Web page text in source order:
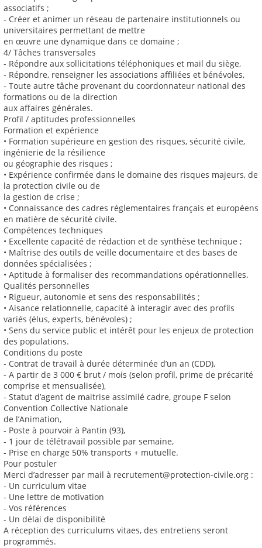
associatifs ;
- Créer et animer un réseau de partenaire institutionnels ou
universitaires permettant de mettre
en œuvre une dynamique dans ce domaine ;
4/ Tâches transversales
- Répondre aux sollicitations téléphoniques et mail du siège,
- Répondre, renseigner les associations affiliées et bénévoles,
- Toute autre tâche provenant du coordonnateur national des
formations ou de la direction
aux affaires générales.
Profil / aptitudes professionnelles
Formation et expérience
• Formation supérieure en gestion des risques, sécurité civile,
ingénierie de la résilience
ou géographie des risques ;
• Expérience confirmée dans le domaine des risques majeurs, de
la protection civile ou de
la gestion de crise ;
• Connaissance des cadres réglementaires français et européens
en matière de sécurité civile.
Compétences techniques
• Excellente capacité de rédaction et de synthèse technique ;
• Maîtrise des outils de veille documentaire et des bases de
données spécialisées ;
• Aptitude à formaliser des recommandations opérationnelles.
Qualités personnelles
• Rigueur, autonomie et sens des responsabilités ;
• Aisance relationnelle, capacité à interagir avec des profils
variés (élus, experts, bénévoles) ;
• Sens du service public et intérêt pour les enjeux de protection
des populations.
Conditions du poste
- Contrat de travail à durée déterminée d’un an (CDD),
- A partir de 3 000 € brut / mois (selon profil, prime de précarité
comprise et mensualisée),
- Statut d’agent de maitrise assimilé cadre, groupe F selon
Convention Collective Nationale
de l’Animation,
- Poste à pourvoir à Pantin (93),
- 1 jour de télétravail possible par semaine,
- Prise en charge 50% transports + mutuelle.
Pour postuler
Merci d’adresser par mail à recrutement@protection-civile.org :
- Un curriculum vitae
- Une lettre de motivation
- Vos références
- Un délai de disponibilité
A réception des curriculums vitaes, des entretiens seront
programmés.